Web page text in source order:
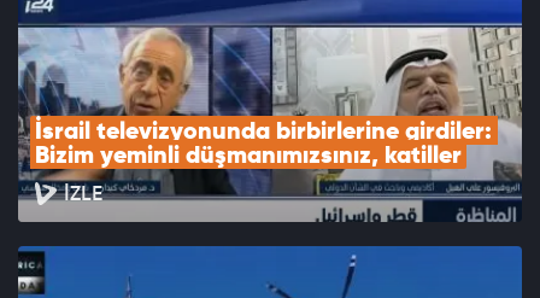
İsrail televizyonunda birbirlerine girdiler:
Bizim yeminli düşmanımızsınız, katiller
İZLE